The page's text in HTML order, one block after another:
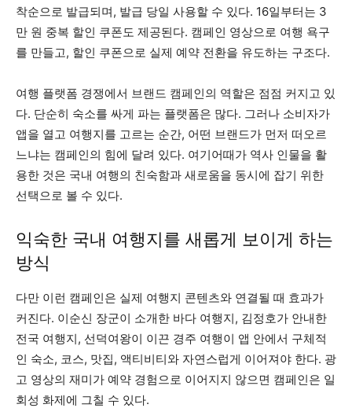
착순으로 발급되며, 발급 당일 사용할 수 있다. 16일부터는 3
만 원 중복 할인 쿠폰도 제공된다. 캠페인 영상으로 여행 욕구
를 만들고, 할인 쿠폰으로 실제 예약 전환을 유도하는 구조다.
여행 플랫폼 경쟁에서 브랜드 캠페인의 역할은 점점 커지고 있
다. 단순히 숙소를 싸게 파는 플랫폼은 많다. 그러나 소비자가
앱을 열고 여행지를 고르는 순간, 어떤 브랜드가 먼저 떠오르
느냐는 캠페인의 힘에 달려 있다. 여기어때가 역사 인물을 활
용한 것은 국내 여행의 친숙함과 새로움을 동시에 잡기 위한
선택으로 볼 수 있다.
익숙한 국내 여행지를 새롭게 보이게 하는
방식
다만 이런 캠페인은 실제 여행지 콘텐츠와 연결될 때 효과가
커진다. 이순신 장군이 소개한 바다 여행지, 김정호가 안내한
전국 여행지, 선덕여왕이 이끈 경주 여행이 앱 안에서 구체적
인 숙소, 코스, 맛집, 액티비티와 자연스럽게 이어져야 한다. 광
고 영상의 재미가 예약 경험으로 이어지지 않으면 캠페인은 일
회성 화제에 그칠 수 있다.